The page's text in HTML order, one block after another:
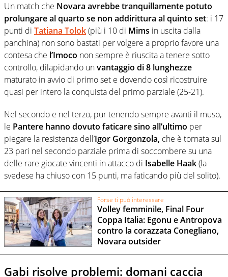
Un match che Novara avrebbe tranquillamente potuto
prolungare al quarto se non addirittura al quinto set: i 17
punti di Tatiana Tolok(più i 10 di Mims in uscita dalla
panchina) non sono bastati per volgere a proprio favore una
contesa che l’Imoco non sempre è riuscita a tenere sotto
controllo, dilapidando unvantaggio di8 lunghezze
maturato in avvio di primo set e dovendo così ricostruire
quasi per intero la conquista del primo parziale (25-21).
Nel secondo e nel terzo, pur tenendo sempre avanti il muso,
le Pantere hanno dovuto faticare sino all’ultimo per
piegare la resistenza dell’Igor Gorgonzola, che è tornata sul
23 pari nel secondo parziale prima di soccombere su una
delle rare giocate vincenti in attacco di Isabelle Haak(la
svedese ha chiuso con 15 punti, ma faticando più del solito).
Forse ti può interessare
Volley femminile, Final Four
Coppa Italia: Egonu e Antropova
contro la corazzata Conegliano,
Novara outsider
Gabi risolve problemi: domani caccia